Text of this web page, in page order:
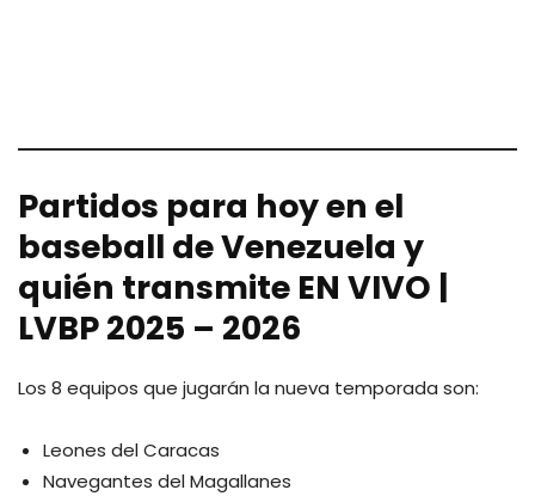
Partidos para hoy en el
baseball de Venezuela y
quién transmite EN VIVO |
LVBP 2025 – 2026
Los 8 equipos que jugarán la nueva temporada son:
Leones del Caracas
Navegantes del Magallanes